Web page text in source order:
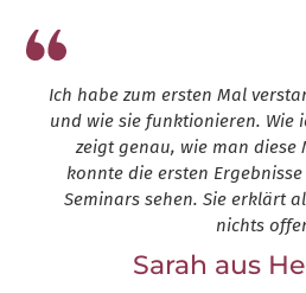
Ich habe zum ersten Mal
und wie sie funktionieren. Wie
zeigt genau, wie man diese
konnte die ersten
Seminars sehen. Sie erklärt
nichts
Sarah aus